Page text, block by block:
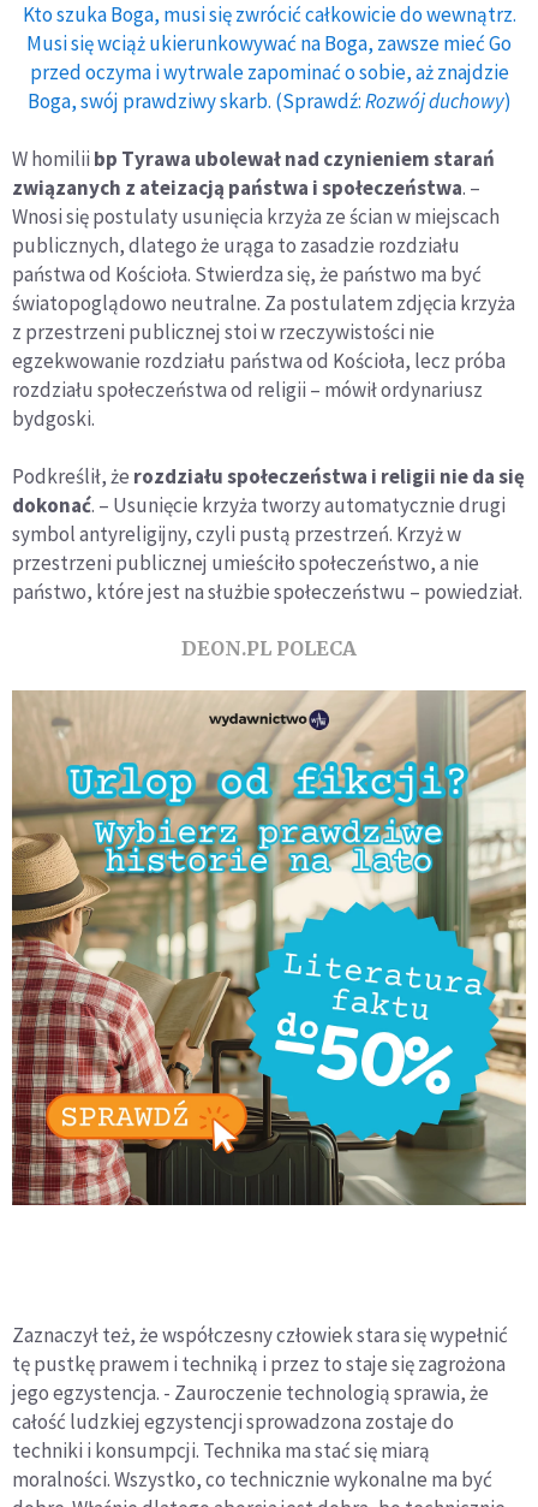
Kto szuka Boga, musi się zwrócić całkowicie do wewnątrz.
Musi się wciąż ukierunkowywać na Boga, zawsze mieć Go
przed oczyma i wytrwale zapominać o sobie, aż znajdzie
Boga, swój prawdziwy skarb. (Sprawdź:Rozwój duchowy)
W homilii bp Tyrawa ubolewał nad czynieniem starań
związanych z ateizacją państwa i społeczeństwa. –
Wnosi się postulaty usunięcia krzyża ze ścian w miejscach
publicznych, dlatego że urąga to zasadzie rozdziału
państwa od Kościoła. Stwierdza się, że państwo ma być
światopoglądowo neutralne. Za postulatem zdjęcia krzyża
z przestrzeni publicznej stoi w rzeczywistości nie
egzekwowanie rozdziału państwa od Kościoła, lecz próba
rozdziału społeczeństwa od religii – mówił ordynariusz
bydgoski.
Podkreślił, że rozdziału społeczeństwa i religii nie da się
dokonać. – Usunięcie krzyża tworzy automatycznie drugi
symbol antyreligijny, czyli pustą przestrzeń. Krzyż w
przestrzeni publicznej umieściło społeczeństwo, a nie
państwo, które jest na służbie społeczeństwu – powiedział.
DEON.PL POLECA
Zaznaczył też, że współczesny człowiek stara się wypełnić
tę pustkę prawem i techniką i przez to staje się zagrożona
jego egzystencja. - Zauroczenie technologią sprawia, że
całość ludzkiej egzystencji sprowadzona zostaje do
techniki i konsumpcji. Technika ma stać się miarą
moralności. Wszystko, co technicznie wykonalne ma być